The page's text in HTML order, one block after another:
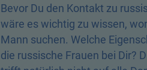
Bevor Du den Kontakt zu
wäre es wichtig zu wissen,
Mann suchen. Welche
die russische Frauen bei Dir?